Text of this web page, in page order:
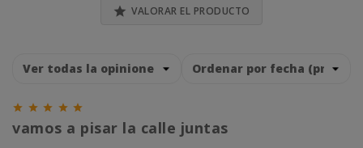
 VALORAR EL PRODUCTO
    
vamos a pisar la calle juntas